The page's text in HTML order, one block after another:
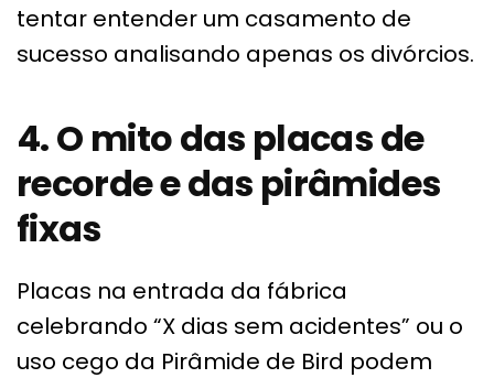
tentar entender um casamento de
sucesso analisando apenas os divórcios.
4. O mito das placas de
recorde e das pirâmides
fixas
Placas na entrada da fábrica
celebrando “X dias sem acidentes” ou o
uso cego da Pirâmide de Bird podem